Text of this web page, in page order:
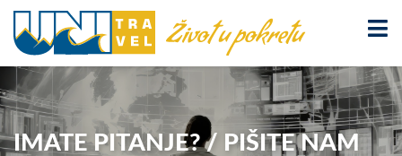
IMATE PITANJE? / PIŠITE NAM